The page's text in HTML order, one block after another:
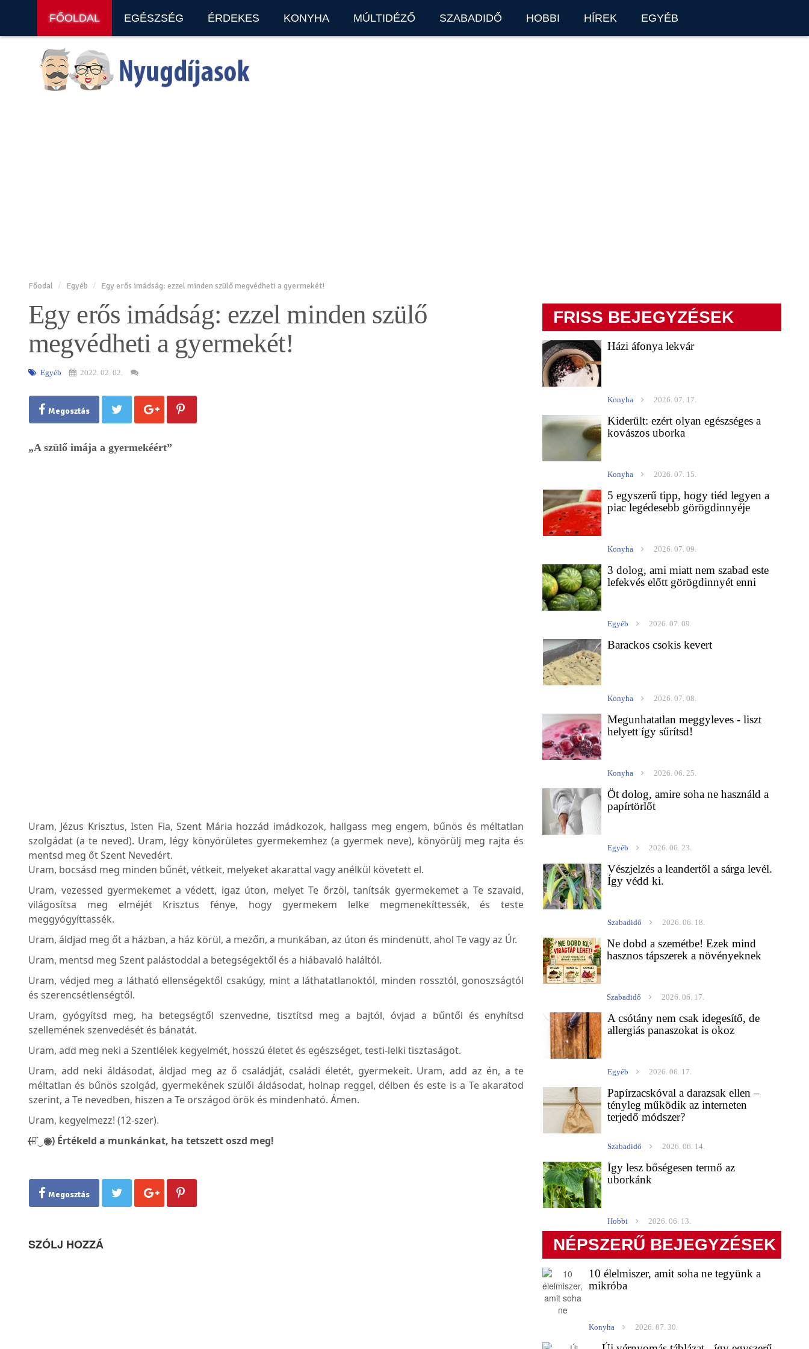
FŐOLDAL EGÉSZSÉG ÉRDEKES KONYHA MÚLTIDÉZŐ SZABADIDŐ HOBBI HÍREK EGYÉB
Főodal Egyéb Egy erős imádság: ezzel minden szülő megvédheti a gyermekét!
Egy erős imádság: ezzel minden szülő
megvédheti a gyermekét!
Egyéb 2022. 02. 02.
Megosztás
„A szülő imája a gyermekéért”
Uram, Jézus Krisztus, Isten Fia, Szent Mária hozzád imádkozok, hallgass meg engem, bűnös és méltatlan
szolgádat (a te neved). Uram, légy könyörületes gyermekemhez (a gyermek neve), könyörülj meg rajta és
mentsd meg őt Szent Nevedért.
Uram, bocsásd meg minden bűnét, vétkeit, melyeket akarattal vagy anélkül követett el.
Uram, vezessed gyermekemet a védett, igaz úton, melyet Te őrzöl, tanítsák gyermekemet a Te szavaid,
világosítsa meg elméjét Krisztus fénye, hogy gyermekem lelke megmenekíttessék, és teste
meggyógyíttassék.
Uram, áldjad meg őt a házban, a ház körül, a mezőn, a munkában, az úton és mindenütt, ahol Te vagy az Úr.
Uram, mentsd meg Szent palástoddal a betegségektől és a hiábavaló haláltól.
Uram, védjed meg a látható ellenségektől csakúgy, mint a láthatatlanoktól, minden rossztól, gonoszságtól
és szerencsétlenségtől.
Uram, gyógyítsd meg, ha betegségtől szenvedne, tisztítsd meg a bajtól, óvjad a bűntől és enyhítsd
szellemének szenvedését és bánatát.
Uram, add meg neki a Szentlélek kegyelmét, hosszú életet és egészséget, testi-lelki tisztaságot.
Uram, add neki áldásodat, áldjad meg az ő családját, családi életét, gyermekeit. Uram, add az én, a te
méltatlan és bűnös szolgád, gyermekének szülői áldásodat, holnap reggel, délben és este is a Te akaratod
szerint, a Te nevedben, hiszen a Te országod örök és mindenható. Ámen.
Uram, kegyelmezz! (12-szer).
(̶◉͛‿◉̶) Értékeld a munkánkat, ha tetszett oszd meg!
Megosztás
SZÓLJ HOZZÁ
FRISS BEJEGYZÉSEK
Házi áfonya lekvár
Konyha 2026. 07. 17.
Kiderült: ezért olyan egészséges a
kovászos uborka
Konyha 2026. 07. 15.
5 egyszerű tipp, hogy tiéd legyen a
piac legédesebb görögdinnyéje
Konyha 2026. 07. 09.
3 dolog, ami miatt nem szabad este
lefekvés előtt görögdinnyét enni
Egyéb 2026. 07. 09.
Barackos csokis kevert
Konyha 2026. 07. 08.
Megunhatatlan meggyleves - liszt
helyett így sűrítsd!
Konyha 2026. 06. 25.
Öt dolog, amire soha ne használd a
papírtörlőt
Egyéb 2026. 06. 23.
Vészjelzés a leandertől a sárga levél.
Így védd ki.
Szabadidő 2026. 06. 18.
Ne dobd a szemétbe! Ezek mind
hasznos tápszerek a növényeknek
Szabadidő 2026. 06. 17.
A csótány nem csak idegesítő, de
allergiás panaszokat is okoz
Egyéb 2026. 06. 17.
Papírzacskóval a darazsak ellen –
tényleg működik az interneten
terjedő módszer?
Szabadidő 2026. 06. 14.
Így lesz bőségesen termő az
uborkánk
Hobbi 2026. 06. 13.
NÉPSZERŰ BEJEGYZÉSEK
10 élelmiszer, amit soha ne tegyünk a
mikróba
Konyha 2026. 07. 30.